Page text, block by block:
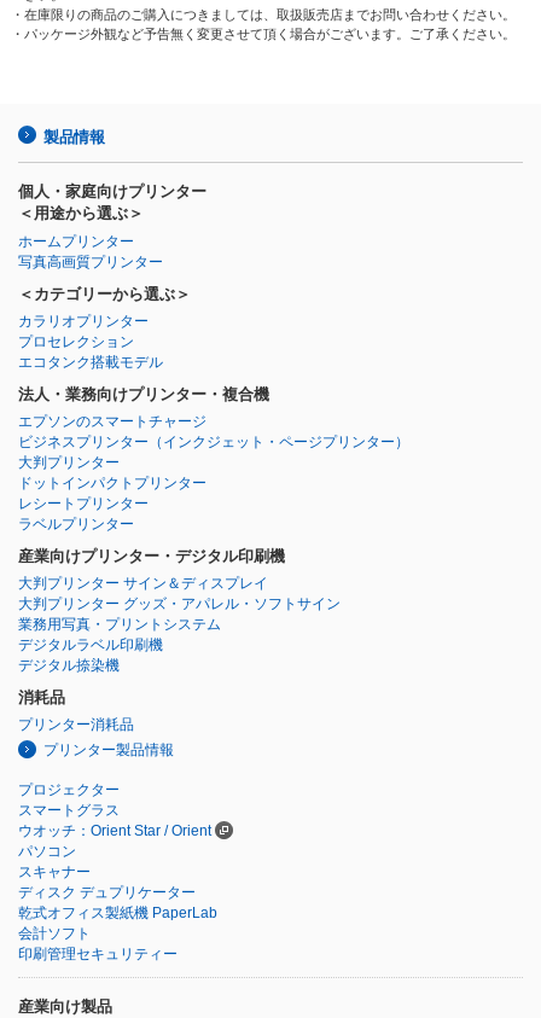
・在庫限りの商品のご購入につきましては、取扱販売店までお問い合わせください。
・パッケージ外観など予告無く変更させて頂く場合がございます。ご了承ください。
製品情報
個人・家庭向けプリンター
＜用途から選ぶ＞
ホームプリンター
写真高画質プリンター
＜カテゴリーから選ぶ＞
カラリオプリンター
プロセレクション
エコタンク搭載モデル
法人・業務向けプリンター・複合機
エプソンのスマートチャージ
ビジネスプリンター （インクジェット・ページプリンター）
大判プリンター
ドットインパクトプリンター
レシートプリンター
ラベルプリンター
産業向けプリンター・デジタル印刷機
大判プリンター サイン＆ディスプレイ
大判プリンター グッズ・アパレル・ソフトサイン
業務用写真・プリントシステム
デジタルラベル印刷機
デジタル捺染機
消耗品
プリンター消耗品
プリンター製品情報
プロジェクター
スマートグラス
ウオッチ：Orient Star / Orient
パソコン
スキャナー
ディスク デュプリケーター
乾式オフィス製紙機 PaperLab
会計ソフト
印刷管理セキュリティー
産業向け製品